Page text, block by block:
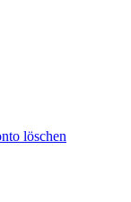
löschen